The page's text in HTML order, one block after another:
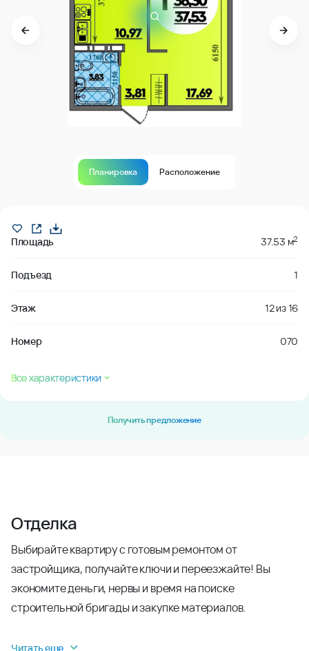
Планировка Расположение
Площадь 37.53 м2
Подъезд 1
Этаж 12из16
Номер 070
Все характеристики
Получить предложение
Отделка
Выбирайте квартиру с готовым ремонтом от
застройщика, получайте ключи и переезжайте! Вы
экономите деньги, нервы и время на поиске
строительной бригады и закупке материалов.
Читать еще